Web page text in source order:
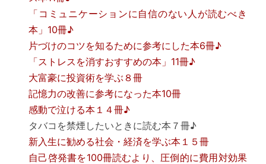
「コミュニケーションに自信のない人が読むべき
本」10冊♪
片づけのコツを知るために参考にした本6冊♪
「ストレスを消すおすすめの本」11冊♪
大富豪に投資術を学ぶ８冊
記憶力の改善に参考になった本10冊
感動で泣ける本１４冊♪
タバコを禁煙したいときに読む本７冊♪
新入生に勧める社会・経済を学ぶ本１５冊
自己啓発書を100冊読むより、圧倒的に費用対効果